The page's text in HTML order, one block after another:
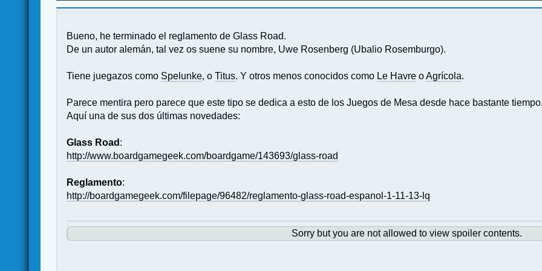
Bueno, he terminado el reglamento de Glass Road.
De un autor alemán, tal vez os suene su nombre, Uwe Rosenberg (Ubalio Rosemburgo).
Tiene juegazos como Spelunke, oTitus. Y otros menos conocidos como Le Havre oAgrícola.
Parece mentira pero parece que este tipo se dedica a esto de los Juegos de Mesa desde hace bastante
Aquí una de sus dos últimas novedades:
Glass Road :
http://www.boardgamegeek.com/boardgame/143693/glass-road
Reglamento:
http://boardgamegeek.com/filepage/96482/reglamento-glass-road-espanol-1-11-13-lq
Sorry but you are not allowed to view spoiler contents.